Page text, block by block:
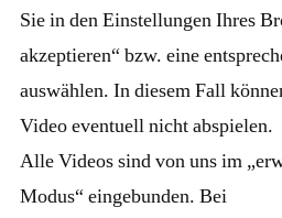
Sie in den Einstellungen Ihres
akzeptieren“ bzw. eine
auswählen. In diesem Fall
Video eventuell nicht abspielen.
Alle Videos sind von uns im
Modus“ eingebunden. Bei